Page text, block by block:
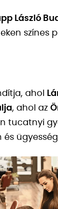
László
színes
ahol
, ahol az
tucatnyi